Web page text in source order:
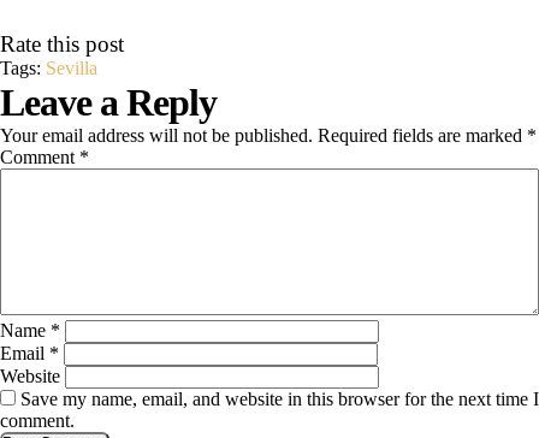
Rate this post
Tags: Sevilla
Leave a Reply
Your email address will not be published. Required fields are marked *
Comment *
Name *
Email *
Website
Save my name, email, and website in this browser for the next time I
comment.